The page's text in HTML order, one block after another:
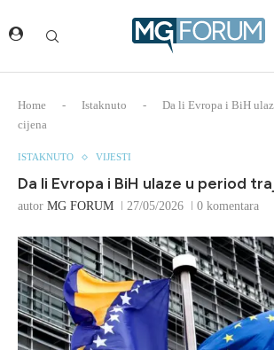
Home - Istaknuto -
Da li Evropa i BiH
cijena
ISTAKNUTO VIJESTI
Da li Evropa i BiH ulaze u period
autor MG FORUM 27/05/2026 0 komentara